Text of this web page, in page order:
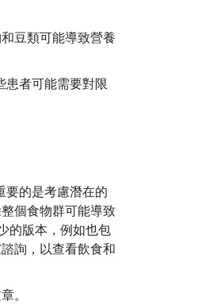
豆類可能導致營養
患者可能需要對限
要的是考慮潛在的
個食物群可能導致
的版本，例如也包
詢，以查看飲食和
。